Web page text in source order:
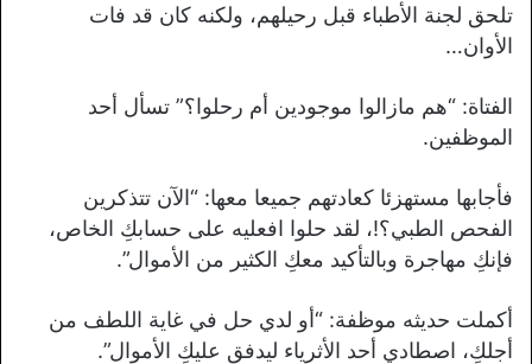
تلحق لجنة الأطباء قبل رحيلهم، ولكنه كان قد فات
الأوان…
الفتاة: “هم مازالوا موجودين أم رحلوا؟” تسأل أحد
الموظفين.
فأجابها مستهزئا كعادتهم جميعا معها: “الآن تتذكرين
الفحص الطبي؟!، لقد حلوا افعليه على حسابكِ الخاص،
فإنكِ مهاجرة وبالتأكيد معكِ الكثير من الأموال”.
أكملت حديثه موظفة: “أو لدي حل في غاية اللطف من
أجلكِ، اصطادي أحد الأثرياء ليدفق عليكِ الأموال”.